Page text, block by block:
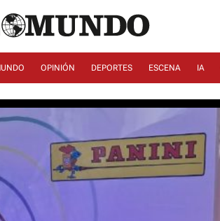
OPINIÓN DEPORTES ESCENA IA